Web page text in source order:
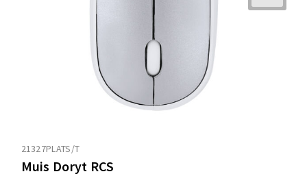
21327PLATS/T
Muis Doryt RCS